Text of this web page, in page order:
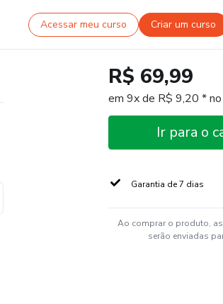
Acessar meu curso Criar um curso
R$ 69,99
em 9x de R$ 9,20 *
Ir para o
Garantia de 7 dias
Ao comprar o produto,
serão enviadas